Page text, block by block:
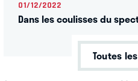
01/12/2022
Dans les coulisses du
Toutes